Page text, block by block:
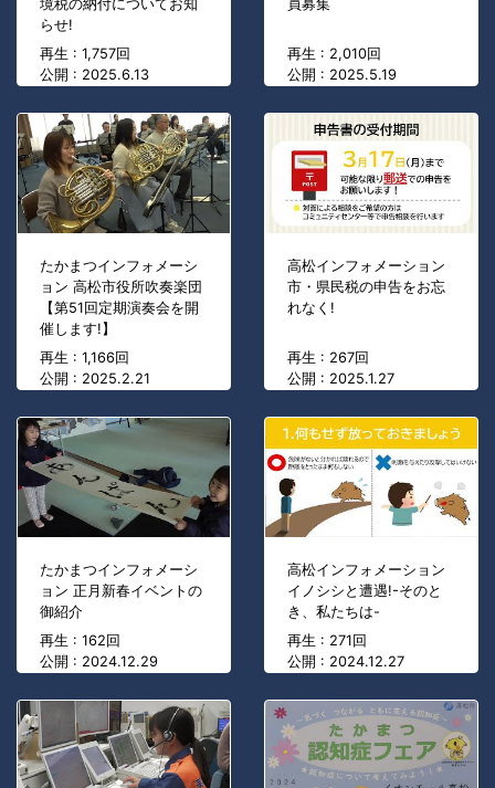
境税の納付についてお知
らせ!
再生 : 1,757回
公開 : 2025.6.13
員募集
再生 : 2,010回
公開 : 2025.5.19
たかまつインフォメーシ
ョン 高松市役所吹奏楽団
【第51回定期演奏会を開
催します!】
再生 : 1,166回
公開 : 2025.2.21
高松インフォメーション
市・県民税の申告をお忘
れなく!
再生 : 267回
公開 : 2025.1.27
たかまつインフォメーシ
ョン 正月新春イベントの
御紹介
再生 : 162回
公開 : 2024.12.29
高松インフォメーション
イノシシと遭遇!-そのと
き、私たちは-
再生 : 271回
公開 : 2024.12.27